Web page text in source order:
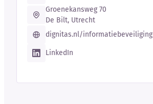
Groenekansweg 70
De Bilt, Utrecht
dignitas.nl/informatiebeveiliging
LinkedIn